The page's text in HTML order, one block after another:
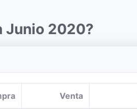
Junio 2020?
Venta